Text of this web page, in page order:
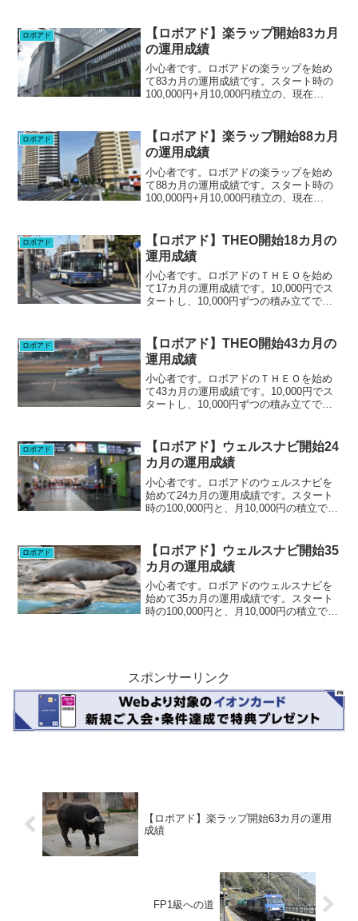
ロボアド
【ロボアド】楽ラップ開始83カ月
の運用成績
小心者です。ロボアドの楽ラップを始め
て83カ月の運用成績です。スタート時の
100,000円+月10,000円積立の、現在
円、+16.29%。先月は...
ロボアド
【ロボアド】楽ラップ開始88カ月
の運用成績
小心者です。ロボアドの楽ラップを始め
て88カ月の運用成績です。スタート時の
100,000円+月10,000円積立の、現在
円、+27.64%。先月は...
ロボアド
【ロボアド】THEO開始18カ月の
運用成績
小心者です。ロボアドのＴＨＥＯを始め
て17カ月の運用成績です。10,000円でス
タートし、10,000円ずつの積み立てで、
変わらず。開始当初はマイナスの...
ロボアド
【ロボアド】THEO開始43カ月の
運用成績
小心者です。ロボアドのＴＨＥＯを始め
て43カ月の運用成績です。10,000円でス
タートし、10,000円ずつの積み立てで、
月から上昇。ドルベースでは+...
ロボアド
【ロボアド】ウェルスナビ開始24
カ月の運用成績
小心者です。ロボアドのウェルスナビを
始めて24カ月の運用成績です。スタート
時の100,000円と、月10,000円の積立で、
ぶ減少です。先月プラ...
ロボアド
【ロボアド】ウェルスナビ開始35
カ月の運用成績
小心者です。ロボアドのウェルスナビを
始めて35カ月の運用成績です。スタート
時の100,000円と、月10,000円の積立で、
スポンサーリンク
【ロボアド】楽ラップ開始63カ月の運用
成績
FP1級への道